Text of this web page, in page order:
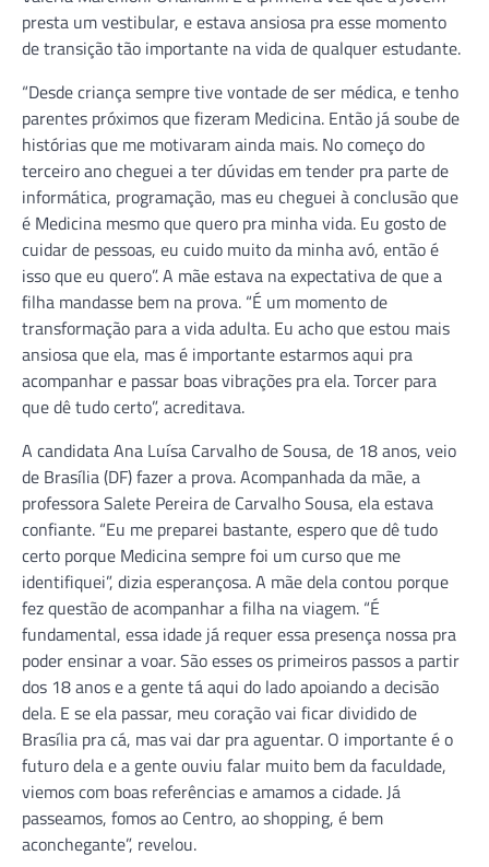
presta um vestibular, e estava ansiosa pra esse momento
de transição tão importante na vida de qualquer estudante.
“Desde criança sempre tive vontade de ser médica, e tenho
parentes próximos que fizeram Medicina. Então já soube de
histórias que me motivaram ainda mais. No começo do
terceiro ano cheguei a ter dúvidas em tender pra parte de
informática, programação, mas eu cheguei à conclusão que
é Medicina mesmo que quero pra minha vida. Eu gosto de
cuidar de pessoas, eu cuido muito da minha avó, então é
isso que eu quero”. A mãe estava na expectativa de que a
filha mandasse bem na prova. “É um momento de
transformação para a vida adulta. Eu acho que estou mais
ansiosa que ela, mas é importante estarmos aqui pra
acompanhar e passar boas vibrações pra ela. Torcer para
que dê tudo certo”, acreditava.
A candidata Ana Luísa Carvalho de Sousa, de 18 anos, veio
de Brasília (DF) fazer a prova. Acompanhada da mãe, a
professora Salete Pereira de Carvalho Sousa, ela estava
confiante. “Eu me preparei bastante, espero que dê tudo
certo porque Medicina sempre foi um curso que me
identifiquei”, dizia esperançosa. A mãe dela contou porque
fez questão de acompanhar a filha na viagem. “É
fundamental, essa idade já requer essa presença nossa pra
poder ensinar a voar. São esses os primeiros passos a partir
dos 18 anos e a gente tá aqui do lado apoiando a decisão
dela. E se ela passar, meu coração vai ficar dividido de
Brasília pra cá, mas vai dar pra aguentar. O importante é o
futuro dela e a gente ouviu falar muito bem da faculdade,
viemos com boas referências e amamos a cidade. Já
passeamos, fomos ao Centro, ao shopping, é bem
aconchegante”, revelou.